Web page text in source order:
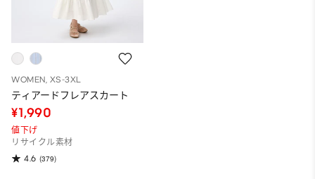
WOMEN, XS-3XL
ティアードフレアスカート
¥1,990
値下げ
リサイクル素材
4.6 (379)